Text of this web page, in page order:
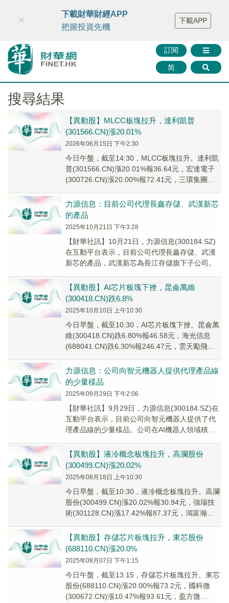
財華智庫網 FINTV FINMETA 財華證券 媒體矩陣
智庫沙龍
聯絡我們
訂閱
简
×
下載財華財經APP
把握投資先機
下載APP
搜尋結果
【異動股】MLCC板塊拉升，達利凱普
(301566.CN)漲20.01%
2026年06月15日 下午2:30
今日午盤，截至14:30，MLCC板塊拉升。達利凱
普(301566.CN)漲20.01%報36.64元，宏達電子
(300726.CN)漲20.00%報72.41元，三環集團
力源信息：目前公司代理長鑫存儲、武漢新芯
的產品
2025年10月21日 下午3:28
【財華社訊】10月21日，力源信息(300184.SZ)
在互動平台表示，目前公司代理長鑫存儲、武漢
新芯的產品，武漢新芯為長江存儲旗下子公司。
【異動股】AI芯片板塊下挫，昆侖萬維
(300418.CN)跌6.8%
2025年10月10日 上午10:30
今日早盤，截至10:30，AI芯片板塊下挫。昆侖萬
維(300418.CN)跌6.80%報46.58元，海光信息
(688041.CN)跌6.30%報246.47元，雲天勵飛
力源信息：公司向智元機器人提供代理產品線
的少量樣品
2025年09月29日 下午2:06
【財華社訊】9月29日，力源信息(300184.SZ)在
互動平台表示，目前公司向智元機器人提供了代
理產品線的少量樣品。公司在AI機器人領域積極
【異動股】液冷概念板塊拉升，高瀾股份
(300499.CN)漲20.02%
2025年08月18日 上午10:30
今日早盤，截至10:30，液冷概念板塊拉升。高瀾
股份(300499.CN)漲20.02%報30.94元，強瑞技
術(301128.CN)漲17.42%報87.37元，鴻富瀚
【異動股】存儲芯片板塊拉升，東芯股份
(688110.CN)漲20.0%
2025年08月07日 下午1:15
今日午盤，截至13:15，存儲芯片板塊拉升。東芯
股份(688110.CN)漲20.00%報73.2元，國科微
(300672.CN)漲10.47%報93.61元，盈方微